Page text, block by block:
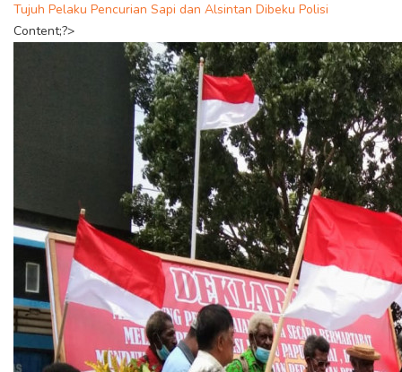
Tujuh Pelaku Pencurian Sapi dan Alsintan Dibeku Polisi
Content;?>